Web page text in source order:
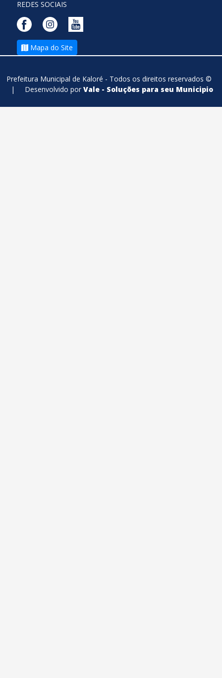
REDES SOCIAIS
Mapa do Site
Prefeitura Municipal de Kaloré - Todos os direitos reservados ©
| Desenvolvido por Vale - Soluções para seu Municipio